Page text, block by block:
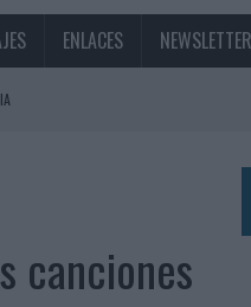
ENLACES NEWSLETTER
canciones